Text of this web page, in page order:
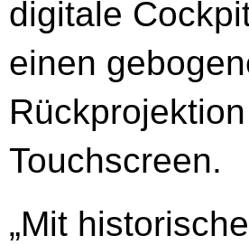
digitale
einen
Touchscreen.
„Mit